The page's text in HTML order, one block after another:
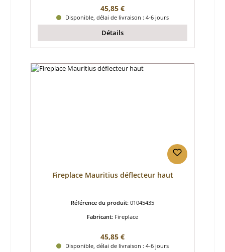
Prix régulier :
45,85 €
Disponible, délai de livraison : 4-6 jours
Détails
Fireplace Mauritius déflecteur haut
Référence du produit: 01045435
Fabricant: Fireplace
Prix régulier :
45,85 €
Disponible, délai de livraison : 4-6 jours